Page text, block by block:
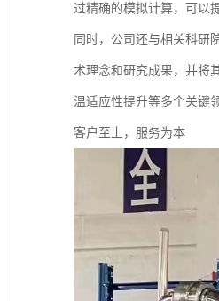
过精确的模拟计算，可以
同时，公司还与相关科研
术理念和研究成果，并将
温适应性提升等多个关键
客户至上，服务为本